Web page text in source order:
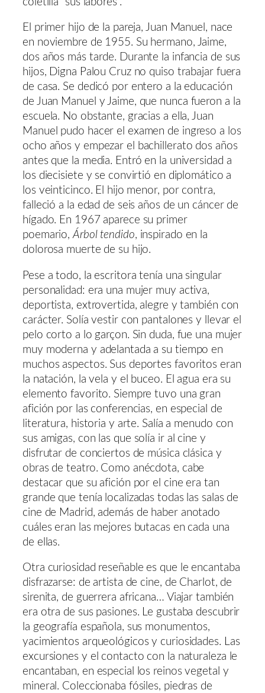
El primer hijo de la pareja, Juan Manuel, nace
en noviembre de 1955. Su hermano, Jaime,
dos años más tarde. Durante la infancia de sus
hijos, Digna Palou Cruz no quiso trabajar fuera
de casa. Se dedicó por entero a la educación
de Juan Manuel y Jaime, que nunca fueron a la
escuela. No obstante, gracias a ella, Juan
Manuel pudo hacer el examen de ingreso a los
ocho años y empezar el bachillerato dos años
antes que la media. Entró en la universidad a
los diecisiete y se convirtió en diplomático a
los veinticinco. El hijo menor, por contra,
falleció a la edad de seis años de un cáncer de
hígado. En 1967 aparece su primer
poemario,Árbol tendido, inspirado en la
dolorosa muerte de su hijo.
Pese a todo, la escritora tenía una singular
personalidad: era una mujer muy activa,
deportista, extrovertida, alegre y también con
carácter. Solía vestir con pantalones y llevar el
pelo corto a lo garçon. Sin duda, fue una mujer
muy moderna y adelantada a su tiempo en
muchos aspectos. Sus deportes favoritos eran
la natación, la vela y el buceo. El agua era su
elemento favorito. Siempre tuvo una gran
afición por las conferencias, en especial de
literatura, historia y arte. Salía a menudo con
sus amigas, con las que solía ir al cine y
disfrutar de conciertos de música clásica y
obras de teatro. Como anécdota, cabe
destacar que su afición por el cine era tan
grande que tenía localizadas todas las salas de
cine de Madrid, además de haber anotado
cuáles eran las mejores butacas en cada una
de ellas.
Otra curiosidad reseñable es que le encantaba
disfrazarse: de artista de cine, de Charlot, de
sirenita, de guerrera africana… Viajar también
era otra de sus pasiones. Le gustaba descubrir
la geografía española, sus monumentos,
yacimientos arqueológicos y curiosidades. Las
excursiones y el contacto con la naturaleza le
encantaban, en especial los reinos vegetal y
mineral. Coleccionaba fósiles, piedras de